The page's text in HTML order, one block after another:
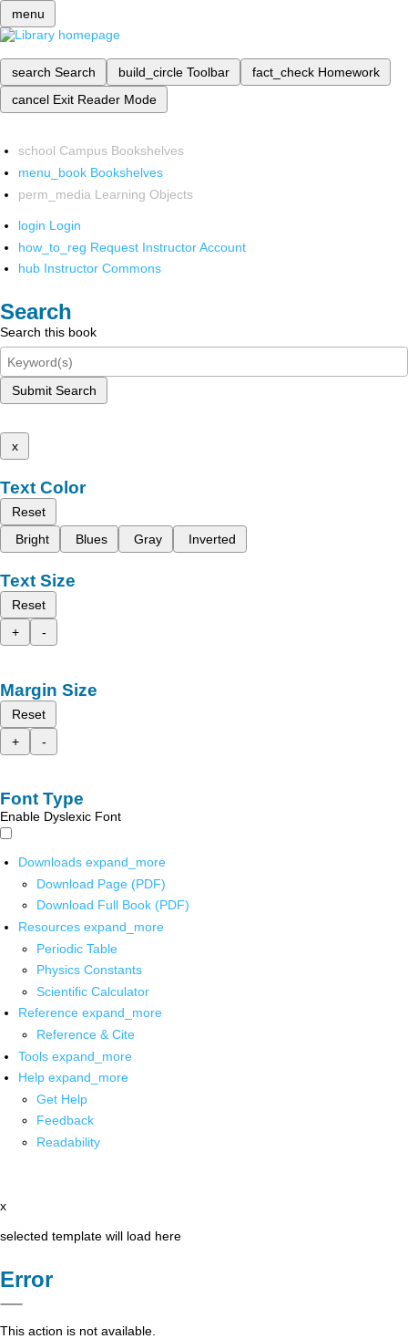
menu
search Search build_circle Toolbar fact_check Homework
cancel Exit Reader Mode
school Campus Bookshelves
menu_book Bookshelves
perm_media Learning Objects
login Login
how_to_reg Request Instructor Account
hub Instructor Commons
Search
Search this book
Submit Search
x
Text Color
Reset
Bright
Blues Gray Inverted
Text Size
Reset
+
-
Margin Size
Reset
+
-
Font Type
Enable Dyslexic Font
Downloads expand_more
Download Page (PDF)
Download Full Book (PDF)
Resources expand_more
Periodic Table
Physics Constants
Scientific Calculator
Reference expand_more
Reference & Cite
Tools expand_more
Help expand_more
Get Help
Feedback
Readability
x
selected template will load here
Error
This action is not available.